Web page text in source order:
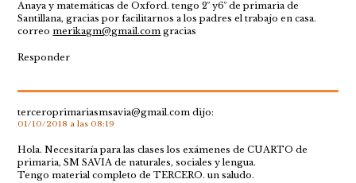
Anaya y matemáticas de Oxford. tengo 2º y6º de primaria de
Santillana, gracias por facilitarnos a los padres el trabajo en casa.
correo merikagm@gmail.com gracias
Responder
terceroprimariasmsavia@gmail.com dijo:
01/10/2018 a las 08:19
Hola. Necesitaría para las clases los exámenes de CUARTO de
primaria, SM SAVIA de naturales, sociales y lengua.
Tengo material completo de TERCERO. un saludo.